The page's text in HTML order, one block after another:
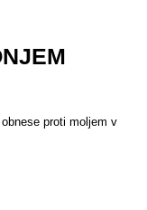
proti moljem v